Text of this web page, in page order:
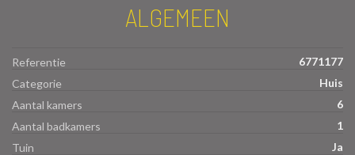
ALGEMEEN
Referentie
6771177
Categorie
Huis
Aantal kamers
6
Aantal badkamers
1
Tuin
Ja